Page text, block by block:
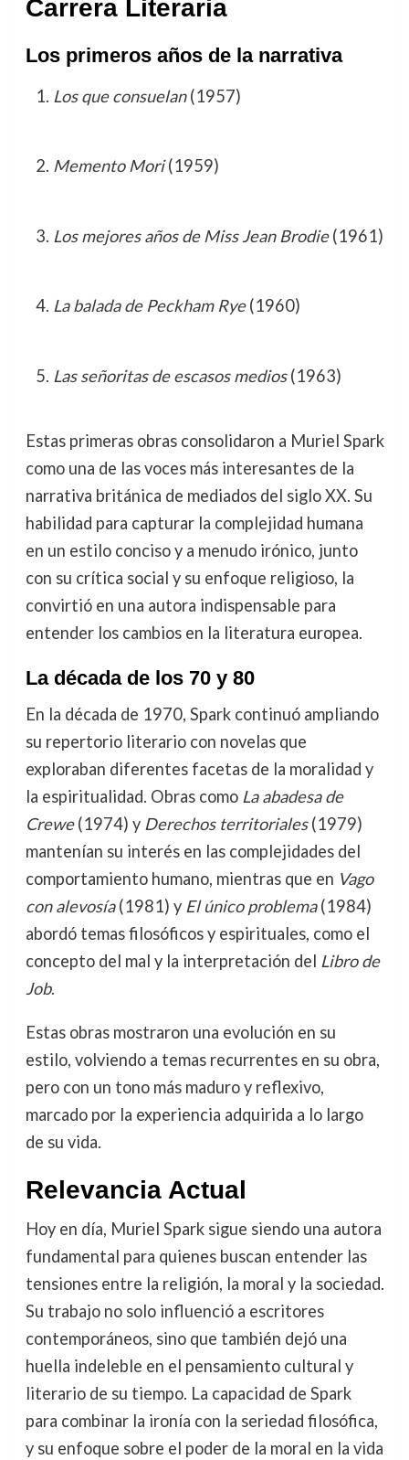
Carrera Literaria
Los primeros años de la narrativa
Los que consuelan(1957)
Memento Mori(1959)
Los mejores años de Miss Jean Brodie(1961)
La balada de Peckham Rye(1960)
Las señoritas de escasos medios(1963)
Estas primeras obras consolidaron a Muriel Spark
como una de las voces más interesantes de la
narrativa británica de mediados del siglo XX. Su
habilidad para capturar la complejidad humana
en un estilo conciso y a menudo irónico, junto
con su crítica social y su enfoque religioso, la
convirtió en una autora indispensable para
entender los cambios en la literatura europea.
La década de los 70 y 80
En la década de 1970, Spark continuó ampliando
su repertorio literario con novelas que
exploraban diferentes facetas de la moralidad y
la espiritualidad. Obras como La abadesa de
Crewe(1974) y Derechos territoriales(1979)
mantenían su interés en las complejidades del
comportamiento humano, mientras que en Vago
con alevosía(1981) y El único problema(1984)
abordó temas filosóficos y espirituales, como el
concepto del mal y la interpretación del Libro de
Job.
Estas obras mostraron una evolución en su
estilo, volviendo a temas recurrentes en su obra,
pero con un tono más maduro y reflexivo,
marcado por la experiencia adquirida a lo largo
de su vida.
Relevancia Actual
Hoy en día, Muriel Spark sigue siendo una autora
fundamental para quienes buscan entender las
tensiones entre la religión, la moral y la sociedad.
Su trabajo no solo influenció a escritores
contemporáneos, sino que también dejó una
huella indeleble en el pensamiento cultural y
literario de su tiempo. La capacidad de Spark
para combinar la ironía con la seriedad filosófica,
y su enfoque sobre el poder de la moral en la vida